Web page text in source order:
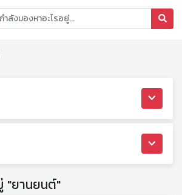
"ยานยนต์"